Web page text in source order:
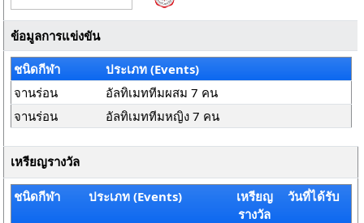
ข้อมูลการแข่งขัน
ชนิดกีฬา
ประเภท (Events)
จานร่อน
อัลทิเมททีมผสม 7 คน
จานร่อน
อัลทิเมททีมหญิง 7 คน
เหรียญรางวัล
ชนิดกีฬา ประเภท (Events)
เหรียญ
รางวัล
วันที่ได้รับ